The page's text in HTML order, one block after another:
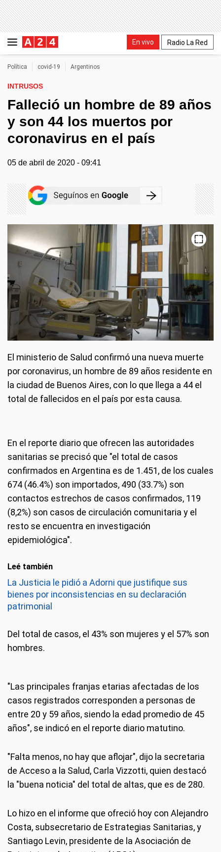
En vivo Radio La Red
Política covid-19 Argentinos
INTRUSOS
Falleció un hombre de 89 años
y son 44 los muertos por
coronavirus en el país
05 de abril de 2020 - 09:41
El ministerio de Salud confirmó una nueva muerte
por coronavirus, un hombre de 89 años residente en
la ciudad de Buenos Aires, con lo que llega a 44 el
total de fallecidos en el país por esta causa.
En el reporte diario que ofrecen las autoridades
sanitarias se precisó que "el total de casos
confirmados en Argentina es de 1.451, de los cuales
674 (46.4%) son importados, 490 (33.7%) son
contactos estrechos de casos confirmados, 119
(8,2%) son casos de circulación comunitaria y el
resto se encuentra en investigación
epidemiológica".
Leé también
La Justicia le pidió a Adorni que justifique sus
bienes por inconsistencias en su declaración
patrimonial
Del total de casos, el 43% son mujeres y el 57% son
hombres.
"Las principales franjas etarias afectadas de los
casos registrados corresponden a personas de
entre 20 y 59 años, siendo la edad promedio de 45
años", se indicó en el reporte diario matutino.
"Falta menos, no hay que aflojar", dijo la secretaria
de Acceso a la Salud, Carla Vizzotti, quien destacó
la "buena noticia" del total de altas, que es de 280.
Lo hizo en el informe que ofreció hoy con Alejandro
Costa, subsecretario de Estrategias Sanitarias, y
Santiago Levin, presidente de la Asociación de